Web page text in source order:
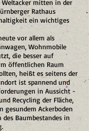
Weltacker mitten in der
Rathaus
ein wichtiges
vor allem als
Wohnmobile
die besser auf
öffentlichen Raum
heißt es seitens der
ist spannend und
in Aussicht -
Recycling der Fläche,
gesundem Ackerboden
Baumbestandes in